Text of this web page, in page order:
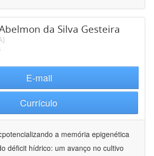
da Silva Gesteira
E-mail
Currículo
potencializando a memória epigenética
déficit hídrico: um avanço no cultivo